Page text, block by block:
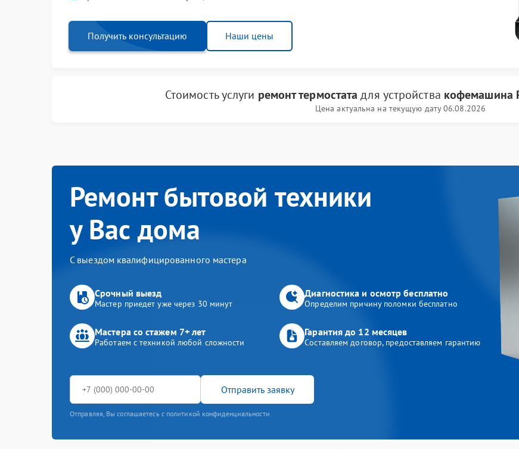
Получить консультацию Наши цены
Стоимость услуги ремонт термостата для устройства кофемашина
Цена актуальна на текущую дату 06.08.2026
Ремонт бытовой техники
у Вас дома
С выездом квалифицированного мастера
Срочный выезд
Мастер приедет уже через 30 минут
Диагностика и осмотр бесплатно
Определим причину поломки бесплатно
Мастера со стажем 7+ лет
Работаем с техникой любой сложности
Гарантия до 12 месяцев
Составляем договор, предоставляем гарантию
Отправить заявку
Отправляя, Вы соглашаетесь с политикой конфиденциальности